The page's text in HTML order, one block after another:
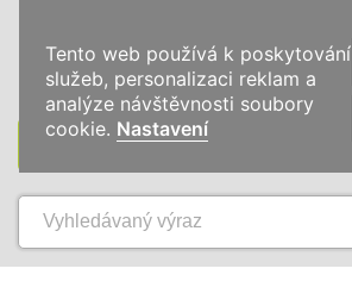
KATEGORIE
Tento web používá k poskytování
služeb, personalizaci reklam a
analýze návštěvnosti soubory
cookie. Nastavení